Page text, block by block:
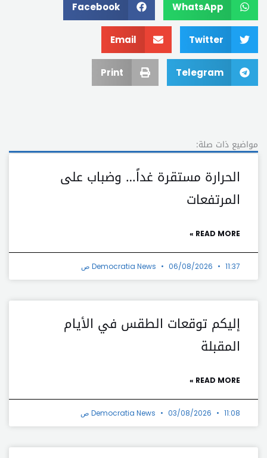
WhatsApp
Facebook
Twitter
Email
Telegram
Print
مواضيع ذات صلة:
الحرارة مستقرة غداً… وضباب على
المرتفعات
READ MORE »
Democratia News 06/08/2026 11:37 ص
إليكم توقعات الطقس في الأيام
المقبلة
READ MORE »
Democratia News 03/08/2026 11:08 ص